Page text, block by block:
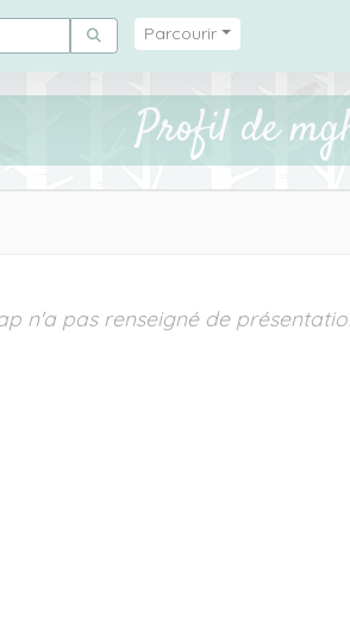
Parcourir
Profil de
n'a pas renseigné de